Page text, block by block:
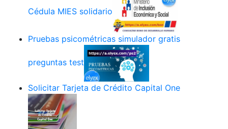
Cédula MIES solidario
Pruebas psicométricas simulador gratis
preguntas test
Solicitar Tarjeta de Crédito Capital One